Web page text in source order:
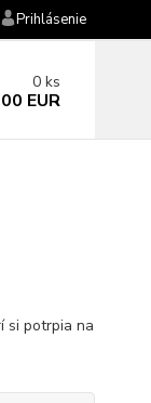
Prihlásenie
0 ks
EUR
si potrpia na